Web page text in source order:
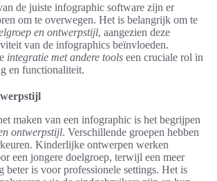
de juiste infographic software zijn er
om te overwegen. Het is belangrijk om te
en ontwerpstijl, aangezien deze
van de infographics beïnvloeden.
integratie met andere tools een cruciale rol in
en functionaliteit.
maken van een infographic is het begrijpen
ontwerpstijl. Verschillende groepen hebben
Kinderlijke ontwerpen werken
een jongere doelgroep, terwijl een meer
beter is voor professionele settings. Het is